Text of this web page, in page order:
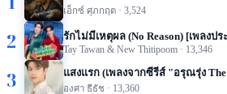
เอ็กซ์ ศุภกฤต · 3,524
2 Tay Tawan & New Thitipoom · 13,346
3 แสงแรก (เพลงจากซีรีส์ "อรุณรุ่ง
องศา ธีธัช · 13,360